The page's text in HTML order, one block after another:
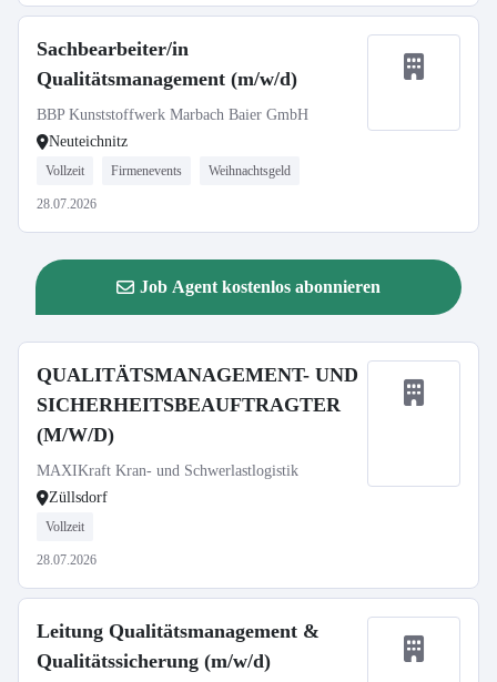
Sachbearbeiter/in
Qualitätsmanagement (m/w/d)
BBP Kunststoffwerk Marbach Baier GmbH
Neuteichnitz
Vollzeit Firmenevents Weihnachtsgeld
28.07.2026
Job Agent kostenlos abonnieren
QUALITÄTSMANAGEMENT- UND
SICHERHEITSBEAUFTRAGTER
(M/W/D)
MAXIKraft Kran- und Schwerlastlogistik
Züllsdorf
Vollzeit
28.07.2026
Leitung Qualitätsmanagement &
Qualitätssicherung (m/w/d)